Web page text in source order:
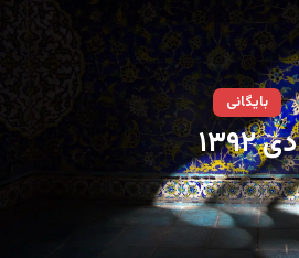
بایگانی
دی ۱۳۹۲